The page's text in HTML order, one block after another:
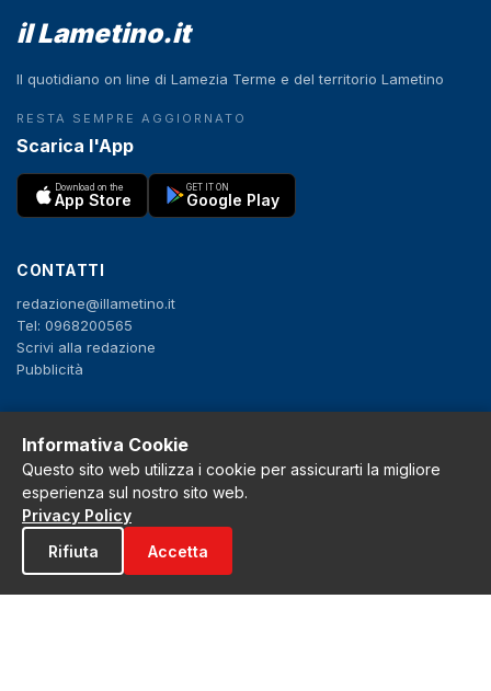
il Lametino.it
Il quotidiano on line di Lamezia Terme e del territorio Lametino
RESTA SEMPRE AGGIORNATO
Scarica l'App
Download on the
App Store
GET IT ON
Google Play
CONTATTI
redazione@illametino.it
Tel: 0968200565
Scrivi alla redazione
Pubblicità
f X IG YT
Privacy Policy
Cookie Policy
Informativa Cookie
Questo sito web utilizza i cookie per assicurarti la migliore
esperienza sul nostro sito web.
Privacy Policy
Rifiuta
Accetta